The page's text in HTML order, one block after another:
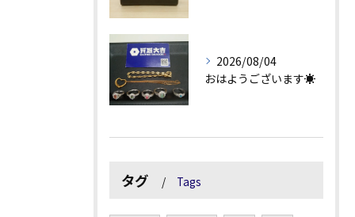
2026/08/04
おはようございます☀
タグ Tags